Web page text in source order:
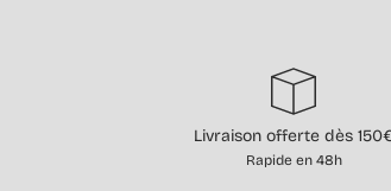
Livraison offerte dès
Rapide en 48h